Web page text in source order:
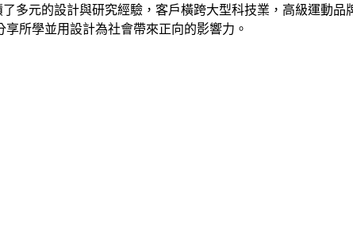
多元的設計與研究經驗，客戶橫跨大型科技業，高級運動
所學並用設計為社會帶來正向的影響力。